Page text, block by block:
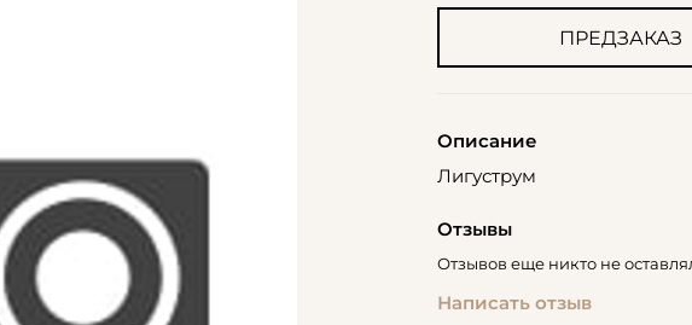
ПРЕДЗАКАЗ
Описание
Лигуструм
Отзывы
Отзывов еще никто не
Написать отзыв